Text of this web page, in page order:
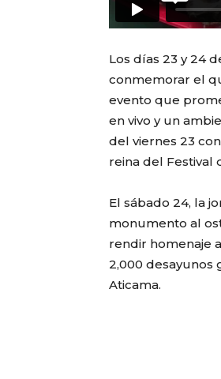
Los días 23 y 24
conmemorar el
evento que
en vivo y un
del viernes 23
reina del Festival
El sábado 24, la
monumento al
rendir homenaje
2,000 desayunos
Aticama.